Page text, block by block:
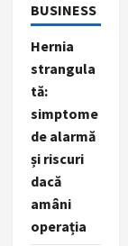
BUSINESS
Hernia
strangula
tă:
simptome
de alarmă
și riscuri
dacă
amâni
operația